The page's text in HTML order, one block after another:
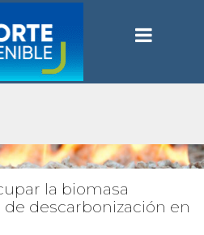
la biomasa
descarbonización en